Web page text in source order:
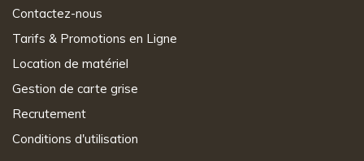
Contactez-nous
Tarifs & Promotions en Ligne
Location de matériel
Gestion de carte grise
Recrutement
Conditions d'utilisation